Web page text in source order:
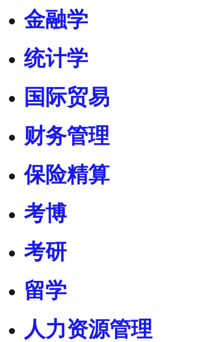
金融学
统计学
国际贸易
财务管理
保险精算
考博
考研
留学
人力资源管理